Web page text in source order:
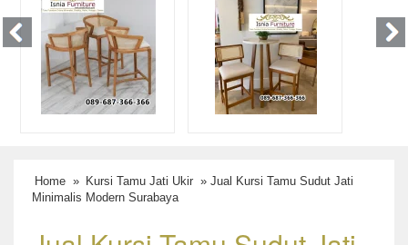
Home » Kursi Tamu Jati Ukir » Jual Kursi Tamu Sudut Jati
Minimalis Modern Surabaya